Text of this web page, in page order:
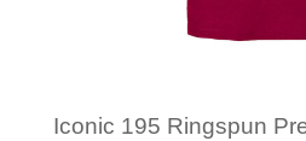
Iconic 195 Ringspun